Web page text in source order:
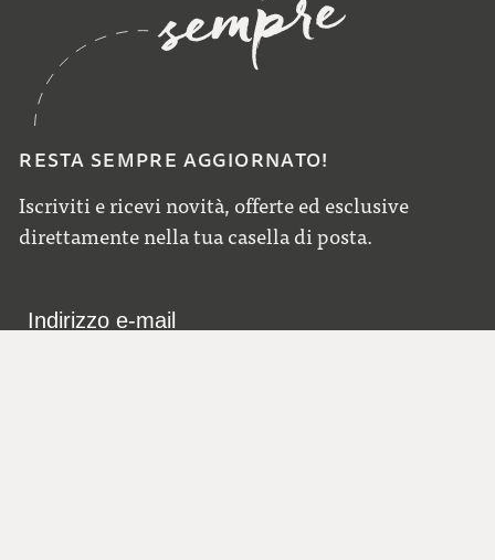
RESTA SEMPRE AGGIORNATO!
Iscriviti e ricevi novità, offerte ed esclusive
direttamente nella tua casella di posta.